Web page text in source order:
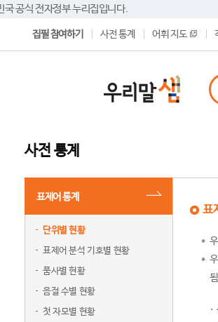
국 공식 전자정부 누리집입니다.
집필 참여하기 사전 통계 어휘 지도
사전 통계
표제어 통계
단위별 현황
표제어 분석 기호별 현황
품사별 현황
음절 수별 현황
첫 자모별 현황
표